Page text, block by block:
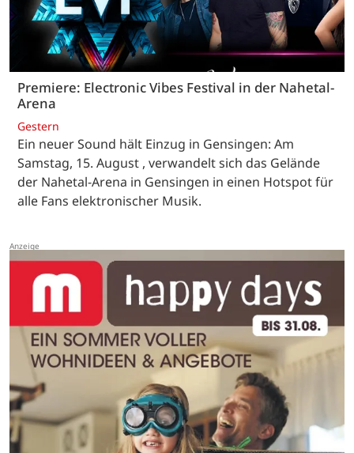
Premiere: Electronic Vibes Festival in der Nahetal-
Arena
Gestern
Ein neuer Sound hält Einzug in Gensingen: Am
Samstag, 15. August , verwandelt sich das Gelände
der Nahetal-Arena in Gensingen in einen Hotspot für
alle Fans elektronischer Musik.